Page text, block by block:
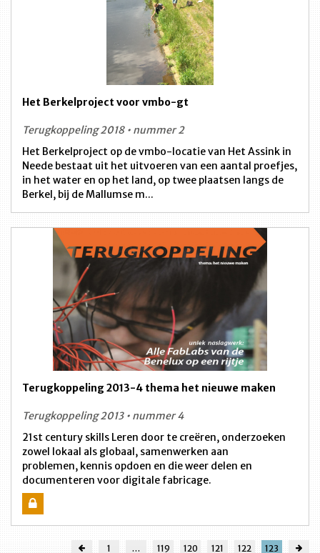
Het Berkelproject voor vmbo-gt
Terugkoppeling 2018 • nummer 2
Het Berkelproject op de vmbo-locatie van Het Assink in
Neede bestaat uit het uitvoeren van een aantal proefjes,
in het water en op het land, op twee plaatsen langs de
Berkel, bij de Mallumse m...
Terugkoppeling 2013-4 thema het nieuwe maken
Terugkoppeling 2013 • nummer 4
21st century skills Leren door te creëren, onderzoeken
zowel lokaal als globaal, samenwerken aan
problemen, kennis opdoen en die weer delen en
documenteren voor digitale fabricage.
1 … 119 120 121 122 123